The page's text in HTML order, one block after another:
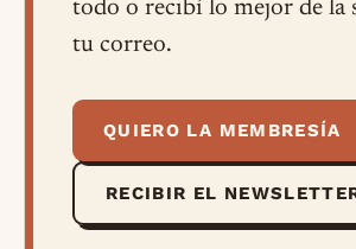
todo o recibí lo mejor de la
tu correo.
QUIERO LA MEMBRESÍA
RECIBIR EL